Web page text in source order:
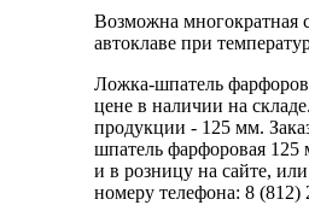
Возможна многократная
автоклаве при
Ложка-шпатель
цене в наличии на
продукции - 125 мм.
шпатель фарфоровая
и в розницу на сайте,
номеру телефона: 8 (812)